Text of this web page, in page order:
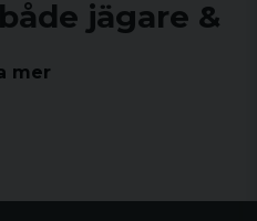
jägare &
produkter från några av de
mer